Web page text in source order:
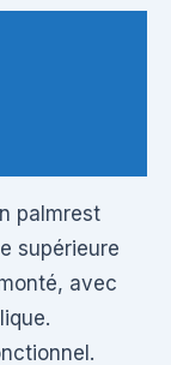
palmrest
supérieure
avec